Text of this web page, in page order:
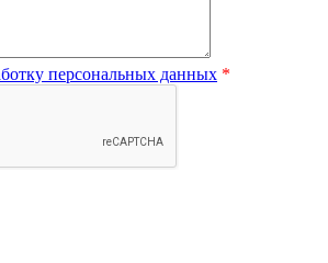
персональных данных *